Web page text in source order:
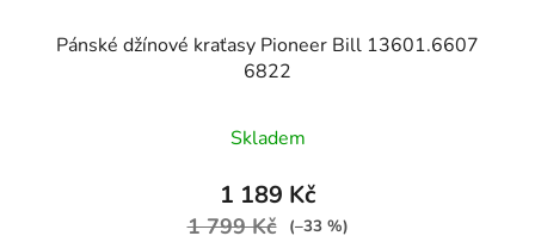
Pánské džínové kraťasy Pioneer Bill 13601.6607
6822
Skladem
1 189 Kč
1 799 Kč (–33 %)